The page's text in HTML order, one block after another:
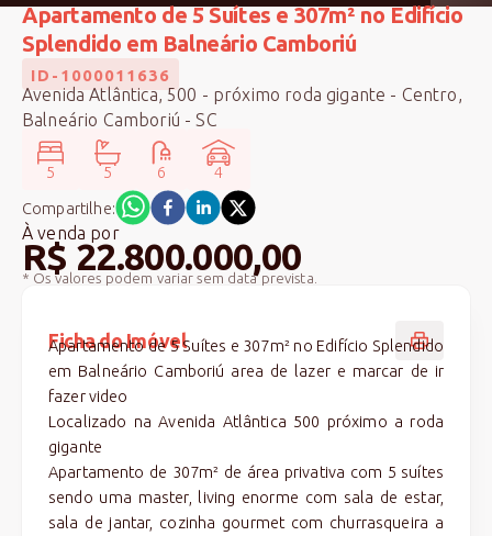
Apartamento de 5 Suítes e 307m² no Edifício
Splendido em Balneário Camboriú
ID-1000011636
Avenida Atlântica, 500 - próximo roda gigante - Centro,
Balneário Camboriú - SC
5 5 6
4
Compartilhe:
À venda por
R$ 22.800.000,00
* Os valores podem variar sem data prevista.
Ficha do Imóvel
Apartamento de 5 Suítes e 307m² no Edifício Splendido
em Balneário Camboriú area de lazer e marcar de ir
fazer video
Localizado na Avenida Atlântica 500 próximo a roda
gigante
Apartamento de 307m² de área privativa com 5 suítes
sendo uma master, living enorme com sala de estar,
sala de jantar, cozinha gourmet com churrasqueira a